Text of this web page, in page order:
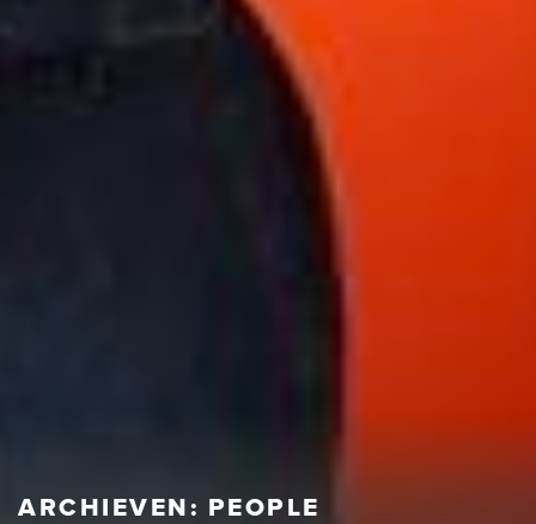
ARCHIEVEN: PEOPLE